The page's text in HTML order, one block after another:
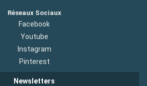
Réseaux Sociaux
Facebook
Youtube
Instagram
Pinterest
Newsletters